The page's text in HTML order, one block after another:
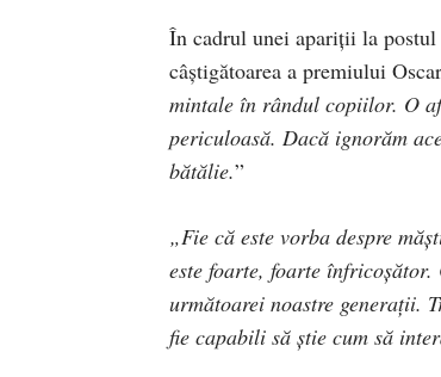
În cadrul unei apariții la
câștigătoarea a premiului
mintale în rândul copiilor. O
periculoasă. Dacă ignorăm
bătălie.”
„Fie că este vorba despre
este foarte, foarte înfricoșător.
următoarei noastre generații.
fie capabili să știe cum să